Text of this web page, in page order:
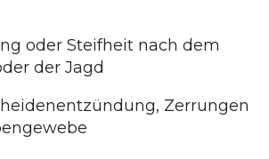
oder Steifheit nach dem
der Jagd
Zerrungen